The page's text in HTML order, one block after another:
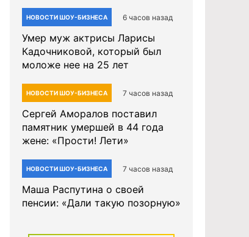
НОВОСТИ ШОУ-БИЗНЕСА 6 часов назад
Умер муж актрисы Ларисы
Кадочниковой, который был
моложе нее на 25 лет
НОВОСТИ ШОУ-БИЗНЕСА 7 часов назад
Сергей Аморалов поставил
памятник умершей в 44 года
жене: «Прости! Лети»
НОВОСТИ ШОУ-БИЗНЕСА 7 часов назад
Маша Распутина о своей
пенсии: «Дали такую позорную»